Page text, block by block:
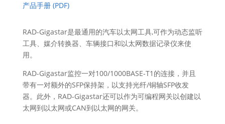
产品手册 (PDF)
RAD-Gigastar是最通用的汽车以太网工具,可作为动态监听
工具、媒介转换器、车辆接口和以太网数据记录仪来使
用。
RAD-Gigastar监控一对100/1000BASE-T1的连接，并且
带有一对额外的SFP保持架，以支持光纤/铜轴SFP收发
器。此外，RAD-Gigastar还可以作为可编程网关以创建以
太网到以太网或CAN到以太网的网关。